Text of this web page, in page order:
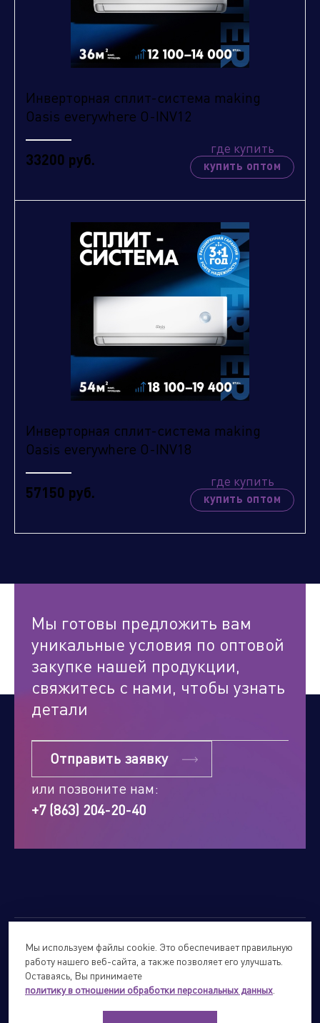
Инверторная сплит-система making
Oasis everywhere O-INV12
33200 руб.
где купить
купить оптом
Инверторная сплит-система making
Oasis everywhere O-INV18
57150 руб.
где купить
купить оптом
Мы готовы предложить вам
уникальные условия по оптовой
закупке нашей продукции,
свяжитесь с нами, чтобы узнать
детали
Отправить заявку
или позвоните нам:
+7 (863) 204-20-40
© 2026Forte Holding.Все права защищены.
Политика обработки персональных данных
Сайты подразделений Холдинга
Мы используем файлы cookie. Это обеспечивает правильную
работу нашего веб-сайта, а также позволяет его улучшать.
Оставаясь, Вы принимаете
политику в отношении обработки персональных данных